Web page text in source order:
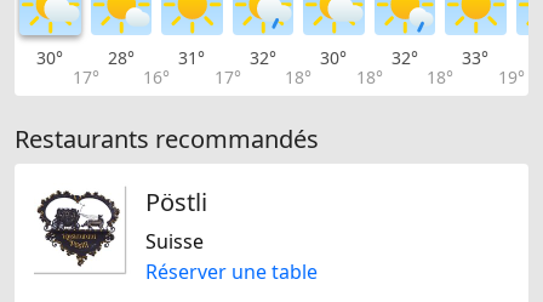
30°
17°
28°
16°
31°
17°
32°
18°
30°
18°
32°
18°
33°
19°
Restaurants recommandés
Pöstli
Suisse
Réserver une table